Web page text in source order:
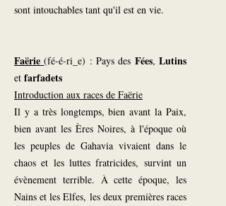
sont intouchables tant qu'il est en vie.
Faërie(fé-é-ri_e) : Pays des Fées,Lutins
et farfadets
Introduction aux races de Faërie
Il y a très longtemps, bien avant la Paix,
bien avant les Ères Noires, à l'époque où
les peuples de Gahavia vivaient dans le
chaos et les luttes fratricides, survint un
évènement terrible. À cette époque, les
Nains et les Elfes, les deux premières races